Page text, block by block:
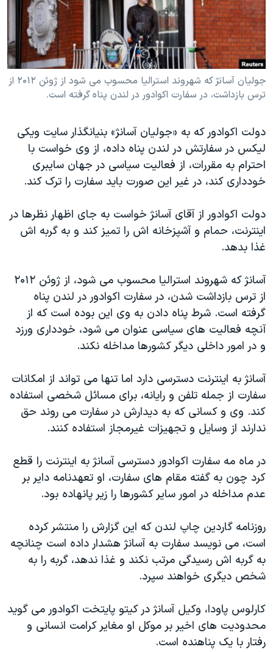
فرهنگ و زندگی
حقوق شهروندی
اقتصادی
علم و فناوری
اسرائیل در جنگ
آرشیو پخش زنده
مستندها
انتخابات ریاست جمهوری آمریکا ۲۰۲۴
حمله جمهوری اسلامی به اسرائیل
رمز مهسا
ورزش زنان در ایران
مجموعه مستندهای دادخواهی
تریبونال مردمی آبان ۹۸
دادگاه حمید نوری
چهل سال گروگان‌گیری
قانون شفافیت دارائی کادر رهبری ایران
اعتراضات مردمی آبان ۹۸
اسرائیل در جنگ
نرگس محمدی برنده جایزه نوبل صلح
همایش محافظه‌کاران آمریکا «سی‌پک»
صفحه‌های ویژه
دنبال کنید
زبانهای مختلف
جولیان آسانژ که شهروند استرالیا محسوب می شود از ژوئن ۲۰۱۲ از
ترس بازداشت، در سفارت اکوادور در لندن پناه گرفته است.
دولت اکوادور که به «جولیان آسانژ» بنیانگذار سایت ویکی
لیکس در سفارتش در لندن پناه داده، از وی خواست با
احترام به مقررات، از فعالیت سیاسی در جهان سایبری
خودداری کند، در غیر این صورت باید سفارت را ترک کند.
دولت اکوادور از آقای آسانژ خواست به جای اظهار نظرها در
اینترنت، حمام و آشپزخانه اش را تمیز کند و به گربه اش
غذا بدهد.
آسانژ که شهروند استرالیا محسوب می شود، از ژوئن ۲۰۱۲
از ترس بازداشت شدن، در سفارت اکوادور در لندن پناه
گرفته است. شرط پناه دادن به وی این بوده است که از
آنچه فعالیت های سیاسی عنوان می شود، خودداری ورزد
و در امور داخلی دیگر کشورها مداخله نکند.
آسانژ به اینترنت دسترسی دارد اما تنها می تواند از امکانات
سفارت از جمله تلفن و رایانه، برای مسائل شخصی استفاده
کند. وی و کسانی که به دیدارش در سفارت می روند حق
ندارند از وسایل و تجهیزات غیرمجاز استفاده کنند.
در ماه مه سفارت اکوادور دسترسی آسانژ به اینترنت را قطع
کرد چون به گفته مقام های سفارت، او تعهدنامه دایر بر
عدم مداخله در امور سایر کشورها را زیر پانهاده بود.
روزنامه گاردین چاپ لندن که این گزارش را منتشر کرده
است، می نویسد سفارت به آسانژ هشدار داده است چنانچه
به گربه اش رسیدگی مرتب نکند و غذا ندهد، گربه را به
شخص دیگری خواهند سپرد.
کارلوس پاودا، وکیل آسانژ در کیتو پایتخت اکوادور می گوید
محدودیت های اخیر بر موکل او مغایر کرامت انسانی و
رفتار با یک پناهنده است.